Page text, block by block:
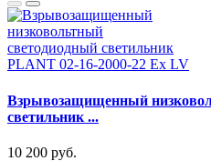
Взрывозащищенный
светильник ...
10 200 руб.